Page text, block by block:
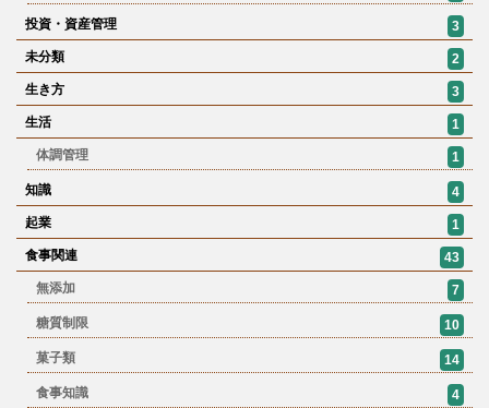
投資・資産管理
3
未分類
2
生き方
3
生活
1
体調管理
1
知識
4
起業
1
食事関連
43
無添加
7
糖質制限 10
菓子類 14
食事知識 4